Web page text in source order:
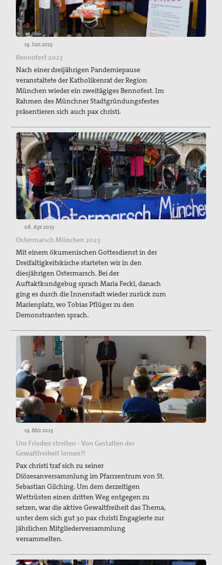
19. Jun 2023
Bennofest 2023
Nach einer dreijährigen Pandemiepause
veranstaltete der Katholikenrat der Region
München wieder ein zweitägiges Bennofest. Im
Rahmen des Münchner Stadtgründungsfestes
präsentieren sich auch pax christi.
08. Apr 2023
Ostermarsch München 2023
Mit einem ökumenischen Gottesdienst in der
Dreifaltigkeitskirche starteten wir in den
diesjährigen Ostermarsch. Bei der
Auftaktkundgebug sprach Maria Feckl, danach
ging es durch die Innenstadt wieder zurück zum
Marienplatz, wo Tobias Pflüger zu den
Demonstranten sprach.
19. Mrz 2023
Um Frieden streiten - Von Gestalten der
Gewaltfreiheit lernen?!
Pax christi traf sich zu seiner
Diözesanversammlung im Pfarrzentrum von St.
Sebastian Gilching. Um dem derzeitigen
Wettrüsten einen dritten Weg entgegen zu
setzen, war die aktive Gewaltfreiheit das Thema,
unter dem sich gut 30 pax christi Engagierte zur
jährlichen Mitgliederversammlung
versammelten.